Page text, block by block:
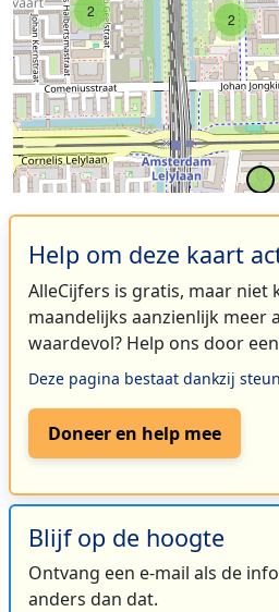
2 2
Help om deze kaart
AlleCijfers is gratis, maar
maandelijks aanzienlijk meer
waardevol? Help ons door een
Deze pagina bestaat dankzij
Doneer en help mee
Blijf op de hoogte
Ontvang een e-mail als de
anders dan dat.